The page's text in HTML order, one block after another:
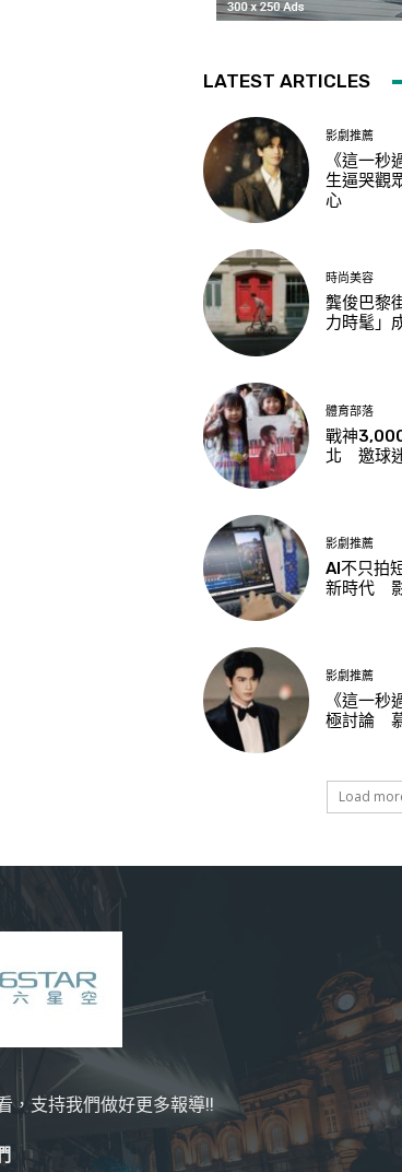
LATEST ARTICLES
影劇推薦
《這一秒
生逼哭觀
心
時尚美容
龔俊巴黎
力時髦」
體育部落
戰神
北 邀球
影劇推薦
AI不只拍
新時代
影劇推薦
《這一秒
極討論
Load
，支持我們做好更多報導!!